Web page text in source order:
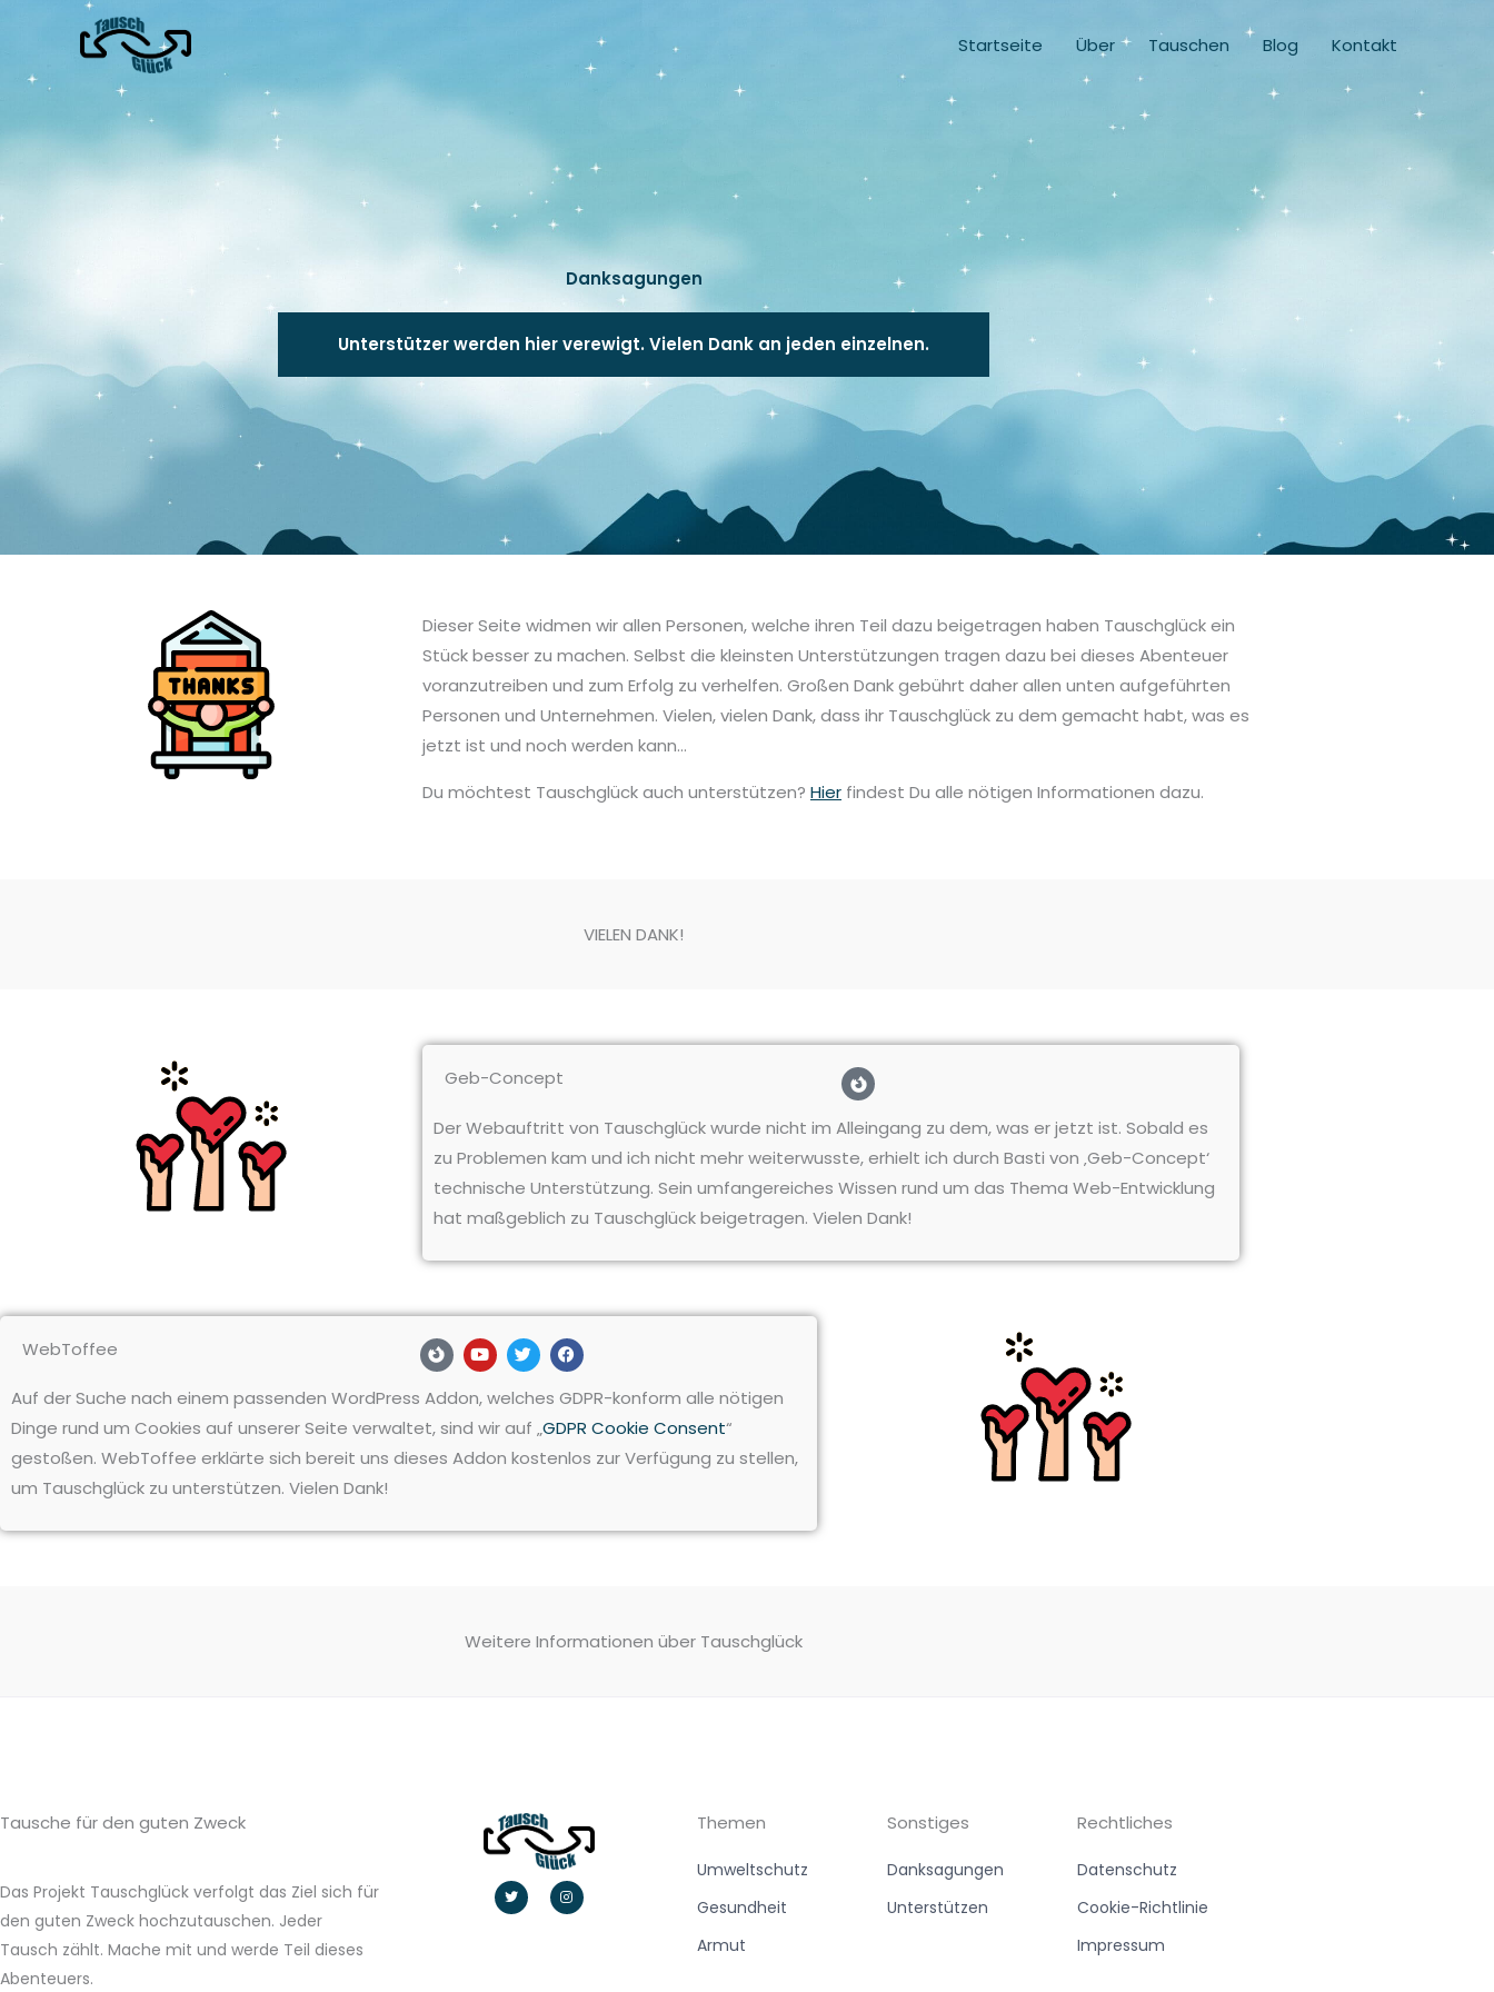
springen
Startseite Über Tauschen Blog Kontakt
Danksagungen
Unterstützer werden hier verewigt. Vielen Dank an jeden einzelnen.
Dieser Seite widmen wir allen Personen, welche ihren Teil dazu beigetragen haben Tauschglück ein
Stück besser zu machen. Selbst die kleinsten Unterstützungen tragen dazu bei dieses Abenteuer
voranzutreiben und zum Erfolg zu verhelfen. Großen Dank gebührt daher allen unten aufgeführten
Personen und Unternehmen. Vielen, vielen Dank, dass ihr Tauschglück zu dem gemacht habt, was es
jetzt ist und noch werden kann…
Du möchtest Tauschglück auch unterstützen? Hierfindest Du alle nötigen Informationen dazu.
VIELEN DANK!
Geb-Concept F
i
r
e
f
o
-
b
r
w
Der Webauftritt von Tauschglück wurde nicht im Alleingang zu dem, was er jetzt ist. Sobald es
zu Problemen kam und ich nicht mehr weiterwusste, erhielt ich durch Basti von ‚Geb-Concept‘
technische Unterstützung. Sein umfangereiches Wissen rund um das Thema Web-Entwicklung
hat maßgeblich zu Tauschglück beigetragen. Vielen Dank!
WebToffee F
i
r
e
f
o
-
w
Y
o
u
u
b
T
w
i
t
t
e
F
a
c
e
b
o
k
Auf der Suche nach einem passenden WordPress Addon, welches GDPR-konform alle nötigen
Dinge rund um Cookies auf unserer Seite verwaltet, sind wir auf „GDPR Cookie Consent“
gestoßen. WebToffee erklärte sich bereit uns dieses Addon kostenlos zur Verfügung zu stellen,
um Tauschglück zu unterstützen. Vielen Dank!
Weitere Informationen über Tauschglück
Tausche für den guten Zweck
Das Projekt Tauschglück verfolgt das Ziel sich für
den guten Zweck hochzutauschen. Jeder
Tausch zählt. Mache mit und werde Teil dieses
Abenteuers.
T
w
i
I
n
s
Themen
Umweltschutz
Gesundheit
Armut
Sonstiges
Danksagungen
Unterstützen
Rechtliches
Datenschutz
Cookie-Richtlinie
Impressum